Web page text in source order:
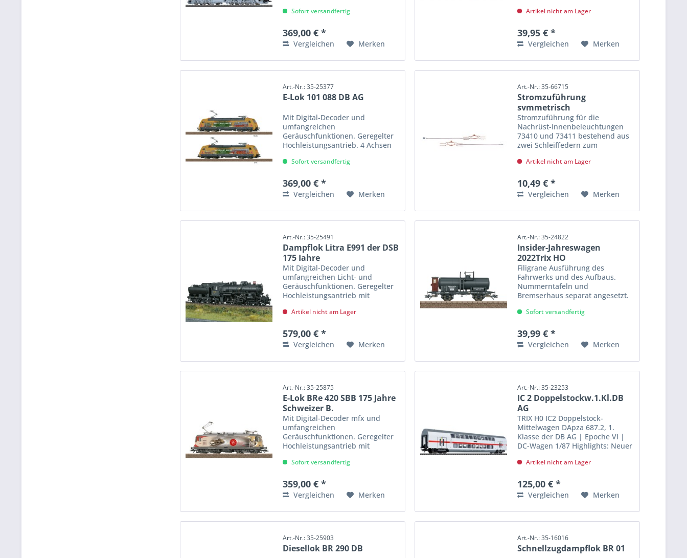
nach NEM. Fahrgestell und
weitgehend aus Metall. Seitlich
angesetzte...
Sofort versandfertig
369,00 € *
Vergleichen Merken
Puffer 10,1 cm.
Artikel nicht am Lager
39,95 € *
Vergleichen Merken
Art.-Nr.: 35-25377
E-Lok 101 088 DB AG
Mit Digital-Decoder und
umfangreichen
Geräuschfunktionen. Geregelter
Hochleistungsantrieb. 4 Achsen
Fahrtrichtungsabhängig
Spitzensignal und 2 rote
Schlusslichter konventionell in
Betrieb,...
Sofort versandfertig
369,00 € *
Vergleichen Merken
Art.-Nr.: 35-66715
Stromzuführung
symmetrisch
Stromzuführung für die
Nachrüst-Innenbeleuchtungen
73410 und 73411 bestehend aus
zwei Schleiffedern zum
Verwendbar für vierachsige
symmetrischer
Drehgestellbefestigung. Mit
dieser Stromzuführung...
Artikel nicht am Lager
10,49 € *
Vergleichen Merken
Art.-Nr.: 35-25491
Dampflok Litra E991 der DSB
175 Jahre
Mit Digital-Decoder und
umfangreichen Licht- und
Geräuschfunktionen. Geregelter
Hochleistungsantrieb mit
Achsen angetrieben. Haftreifen.
weitgehend aus Metall. Ein
Rauchgenerator ist...
Artikel nicht am Lager
579,00 € *
Vergleichen Merken
Art.-Nr.: 35-24822
Insider-Jahreswagen
2022Trix HO
Filigrane Ausführung des
Fahrwerks und des Aufbaus.
Nummerntafeln und
Bremserhaus separat angesetzt.
Wechselstromradsatz E36667900.
Sofort versandfertig
39,99 € *
Vergleichen Merken
Art.-Nr.: 35-25875
E-Lok BRe 420 SBB 175 Jahre
Schweizer B.
Mit Digital-Decoder mfx und
umfangreichen
Geräuschfunktionen. Geregelter
Hochleistungsantrieb mit
eingebaut. 4 Achsen über Kardan
Fahrtrichtungsabhängig
wechselndes Dreilicht-
Spitzensignal...
Sofort versandfertig
359,00 € *
Vergleichen Merken
Art.-Nr.: 35-23253
IC 2 Doppelstockw.1.Kl.DB
AG
TRIX H0 IC2 Doppelstock-
Mittelwagen DApza 687.2, 1.
Klasse der DB AG | Epoche VI |
DC-Wagen 1/87 Highlights: Neuer
von Köln nach Dresden Hbf
Serienmäßig mit LED-
Innenbeleuchtung...
Artikel nicht am Lager
125,00 € *
Vergleichen Merken
Art.-Nr.: 35-25903
Diesellok BR 290 DB
Art.-Nr.: 35-16016
Schnellzugdampflok BR 01